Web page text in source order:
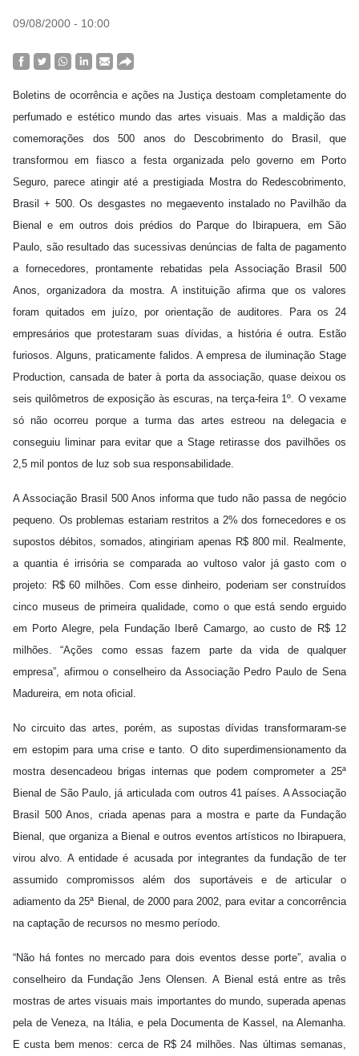
09/08/2000 - 10:00
Boletins de ocorrência e ações na Justiça destoam completamente do
perfumado e estético mundo das artes visuais. Mas a maldição das
comemorações dos 500 anos do Descobrimento do Brasil, que
transformou em fiasco a festa organizada pelo governo em Porto
Seguro, parece atingir até a prestigiada Mostra do Redescobrimento,
Brasil + 500. Os desgastes no megaevento instalado no Pavilhão da
Bienal e em outros dois prédios do Parque do Ibirapuera, em São
Paulo, são resultado das sucessivas denúncias de falta de pagamento
a fornecedores, prontamente rebatidas pela Associação Brasil 500
Anos, organizadora da mostra. A instituição afirma que os valores
foram quitados em juízo, por orientação de auditores. Para os 24
empresários que protestaram suas dívidas, a história é outra. Estão
furiosos. Alguns, praticamente falidos. A empresa de iluminação Stage
Production, cansada de bater à porta da associação, quase deixou os
seis quilômetros de exposição às escuras, na terça-feira 1º. O vexame
só não ocorreu porque a turma das artes estreou na delegacia e
conseguiu liminar para evitar que a Stage retirasse dos pavilhões os
2,5 mil pontos de luz sob sua responsabilidade.
A Associação Brasil 500 Anos informa que tudo não passa de negócio
pequeno. Os problemas estariam restritos a 2% dos fornecedores e os
supostos débitos, somados, atingiriam apenas R$ 800 mil. Realmente,
a quantia é irrisória se comparada ao vultoso valor já gasto com o
projeto: R$ 60 milhões. Com esse dinheiro, poderiam ser construídos
cinco museus de primeira qualidade, como o que está sendo erguido
em Porto Alegre, pela Fundação Iberê Camargo, ao custo de R$ 12
milhões. “Ações como essas fazem parte da vida de qualquer
empresa”, afirmou o conselheiro da Associação Pedro Paulo de Sena
Madureira, em nota oficial.
No circuito das artes, porém, as supostas dívidas transformaram-se
em estopim para uma crise e tanto. O dito superdimensionamento da
mostra desencadeou brigas internas que podem comprometer a 25ª
Bienal de São Paulo, já articulada com outros 41 países. A Associação
Brasil 500 Anos, criada apenas para a mostra e parte da Fundação
Bienal, que organiza a Bienal e outros eventos artísticos no Ibirapuera,
virou alvo. A entidade é acusada por integrantes da fundação de ter
assumido compromissos além dos suportáveis e de articular o
adiamento da 25ª Bienal, de 2000 para 2002, para evitar a concorrência
na captação de recursos no mesmo período.
“Não há fontes no mercado para dois eventos desse porte”, avalia o
conselheiro da Fundação Jens Olensen. A Bienal está entre as três
mostras de artes visuais mais importantes do mundo, superada apenas
pela de Veneza, na Itália, e pela Documenta de Kassel, na Alemanha.
E custa bem menos: cerca de R$ 24 milhões. Nas últimas semanas,